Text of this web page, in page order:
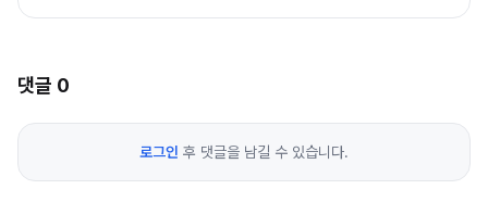
댓글 0
로그인 후 댓글을 남길 수 있습니다.